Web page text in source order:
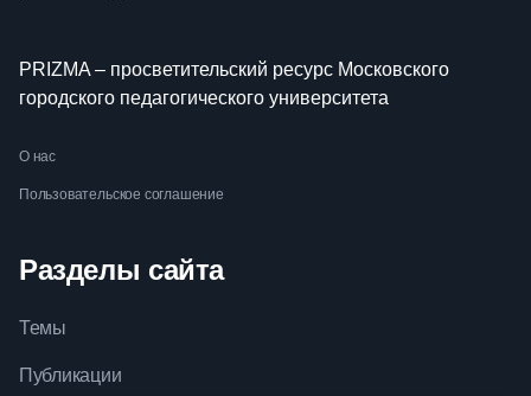
PRIZMA – просветительский ресурс Московского
городского педагогического университета
О нас
Пользовательское соглашение
Разделы сайта
Темы
Публикации